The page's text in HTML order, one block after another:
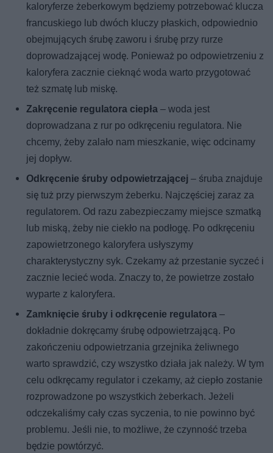
kaloryferze żeberkowym będziemy potrzebować klucza
francuskiego lub dwóch kluczy płaskich, odpowiednio
obejmujących śrubę zaworu i śrubę przy rurze
doprowadzającej wodę. Ponieważ po odpowietrzeniu z
kaloryfera zacznie cieknąć woda warto przygotować
też szmatę lub miskę.
Zakręcenie regulatora ciepła – woda jest
doprowadzana z rur po odkręceniu regulatora. Nie
chcemy, żeby zalało nam mieszkanie, więc odcinamy
jej dopływ.
Odkręcenie śruby odpowietrzającej – śruba znajduje
się tuż przy pierwszym żeberku. Najczęściej zaraz za
regulatorem. Od razu zabezpieczamy miejsce szmatką
lub miską, żeby nie ciekło na podłogę. Po odkręceniu
zapowietrzonego kaloryfera usłyszymy
charakterystyczny syk. Czekamy aż przestanie syczeć i
zacznie lecieć woda. Znaczy to, że powietrze zostało
wyparte z kaloryfera.
Zamknięcie śruby i odkręcenie regulatora –
dokładnie dokręcamy śrubę odpowietrzającą. Po
zakończeniu odpowietrzania grzejnika żeliwnego
warto sprawdzić, czy wszystko działa jak należy. W tym
celu odkręcamy regulator i czekamy, aż ciepło zostanie
rozprowadzone po wszystkich żeberkach. Jeżeli
odczekaliśmy cały czas syczenia, to nie powinno być
problemu. Jeśli nie, to możliwe, że czynność trzeba
będzie powtórzyć.